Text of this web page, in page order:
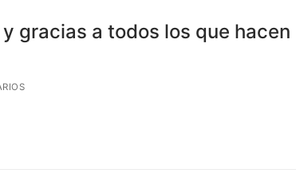
gracias a todos los que hacen